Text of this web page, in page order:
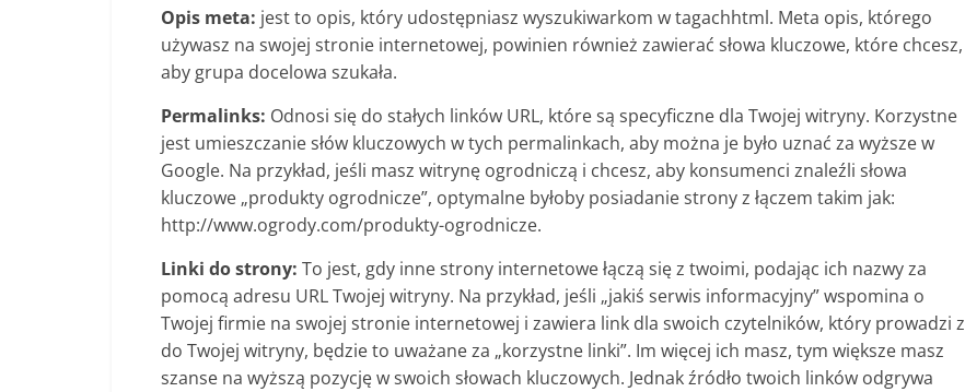
Opis meta: jest to opis, który udostępniasz wyszukiwarkom w tagachhtml. Meta opis, którego
używasz na swojej stronie internetowej, powinien również zawierać słowa kluczowe, które chcesz,
aby grupa docelowa szukała.
Permalinks: Odnosi się do stałych linków URL, które są specyficzne dla Twojej witryny. Korzystne
jest umieszczanie słów kluczowych w tych permalinkach, aby można je było uznać za wyższe w
Google. Na przykład, jeśli masz witrynę ogrodniczą i chcesz, aby konsumenci znaleźli słowa
kluczowe „produkty ogrodnicze”, optymalne byłoby posiadanie strony z łączem takim jak:
http://www.ogrody.com/produkty-ogrodnicze.
Linki do strony: To jest, gdy inne strony internetowe łączą się z twoimi, podając ich nazwy za
pomocą adresu URL Twojej witryny. Na przykład, jeśli „jakiś serwis informacyjny” wspomina o
Twojej firmie na swojej stronie internetowej i zawiera link dla swoich czytelników, który prowadzi z
do Twojej witryny, będzie to uważane za „korzystne linki”. Im więcej ich masz, tym większe masz
szanse na wyższą pozycję w swoich słowach kluczowych. Jednak źródło twoich linków odgrywa